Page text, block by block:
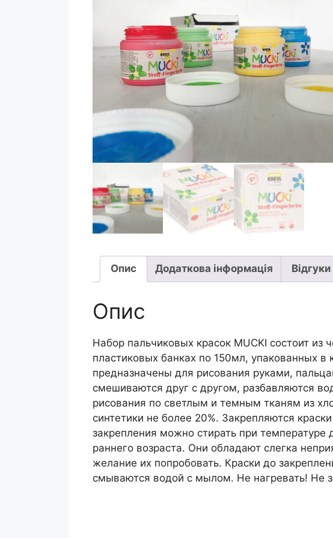
Опис Додаткова інформація
Опис
Набор пальчиковых красок MUCKI состоит из
пластиковых банках по 150мл, упакованных в
предназначены для рисования руками,
смешиваются друг с другом, разбавляются
рисования по светлым и темным тканям из
синтетики не более 20%. Закрепляются
закрепления можно стирать при
раннего возраста. Они обладают слегка
желание их попробовать. Краски до
смываются водой с мылом. Не нагревать! Не